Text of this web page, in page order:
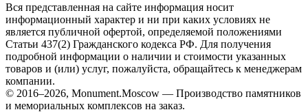
Вся представленная на сайте информация носит
информационный характер и ни при каких условиях не
является публичной офертой, определяемой положениями
Статьи 437(2) Гражданского кодекса РФ. Для получения
подробной информации о наличии и стоимости указанных
товаров и (или) услуг, пожалуйста, обращайтесь к менеджерам
компании.
© 2016–2026, Monument.Moscow — Производство памятников
и мемориальных комплексов на заказ.